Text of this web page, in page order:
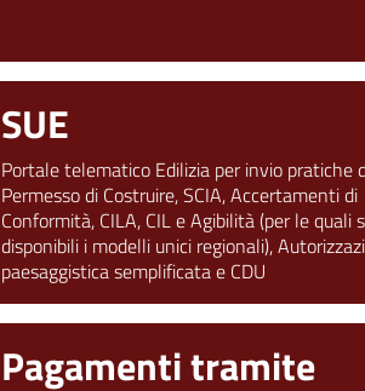
SUE
Portale telematico Edilizia per invio pratiche
Permesso di Costruire, SCIA, Accertamenti di
Conformità, CILA, CIL e Agibilità (per le quali
disponibili i modelli unici regionali),
paesaggistica semplificata e CDU
Pagamenti tramite